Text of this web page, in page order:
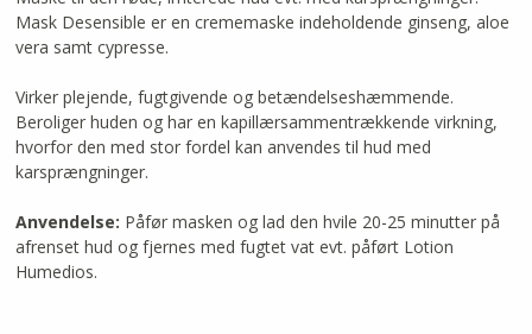
Mask Desensible er en crememaske indeholdende ginseng, aloe
vera samt cypresse.
Virker plejende, fugtgivende og betændelseshæmmende.
Beroliger huden og har en kapillærsammentrækkende virkning,
hvorfor den med stor fordel kan anvendes til hud med
karsprængninger.
Anvendelse: Påfør masken og lad den hvile 20-25 minutter på
afrenset hud og fjernes med fugtet vat evt. påført Lotion
Humedios.